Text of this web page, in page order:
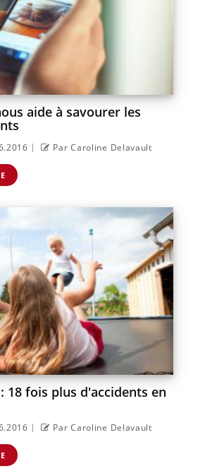
aide à savourer les
| Par Caroline Delavault
18 fois plus d'accidents en
| Par Caroline Delavault